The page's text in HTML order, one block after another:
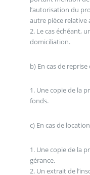
l’autorisation du
autre pièce relative
2. Le cas échéant,
domiciliation.
b) En cas de
1. Une copie de la
fonds.
c) En cas de
1. Une copie de la
gérance.
2. Un extrait de